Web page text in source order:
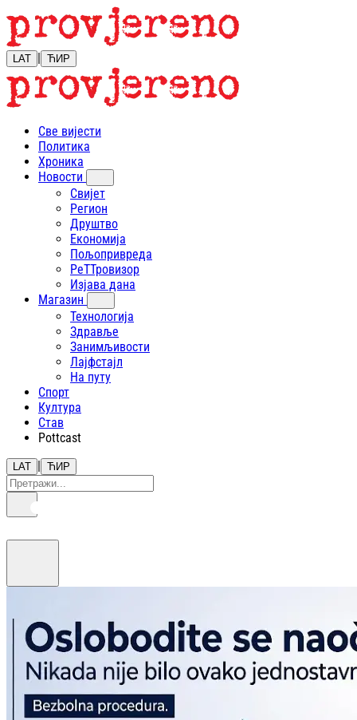
LAT | ЋИР
Све вијести
Политика
Хроника
Новости
Свијет
Регион
Друштво
Економија
Пољопривреда
РеТТровизор
Изјава дана
Магазин
Технологија
Здравље
Занимљивости
Лајфстajл
На путу
Спорт
Култура
Став
Pottcast
LAT | ЋИР